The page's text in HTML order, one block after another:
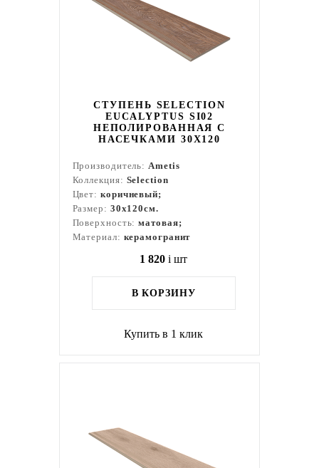
СТУПЕНЬ SELECTION
EUCALYPTUS SI02
НЕПОЛИРОВАННАЯ С
НАСЕЧКАМИ 30X120
Производитель:Ametis
Коллекция: Selection
Цвет: коричневый;
Размер: 30x120см.
Поверхность:матовая;
Материал: керамогранит
1 820 i шт
В КОРЗИНУ
Купить в 1 клик